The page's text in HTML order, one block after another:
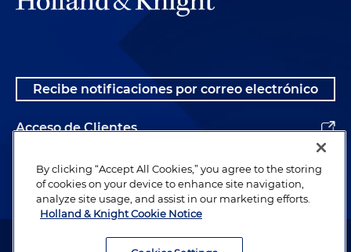
Recibe notificaciones por correo electrónico
Acceso de Clientes
Alumnos
Abogado publicitario. © 1996– 2026 Holland & Knight LLP. Todos los
By clicking “Accept All Cookies,” you agree to the storing
of cookies on your device to enhance site navigation,
analyze site usage, and assist in our marketing efforts.
Holland & Knight Cookie Notice